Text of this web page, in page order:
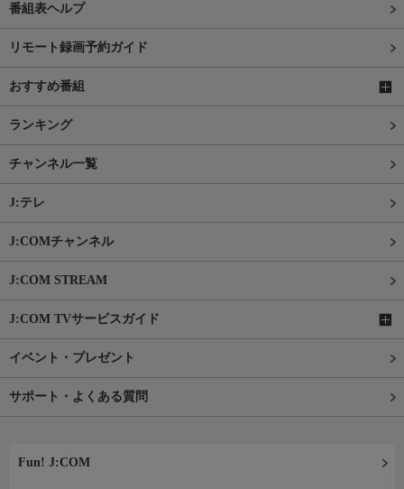
番組表ヘルプ
リモート録画予約ガイド
おすすめ番組
ランキング
チャンネル一覧
J:テレ
J:COMチャンネル
J:COM STREAM
J:COM TVサービスガイド
イベント・プレゼント
サポート・よくある質問
Fun! J:COM